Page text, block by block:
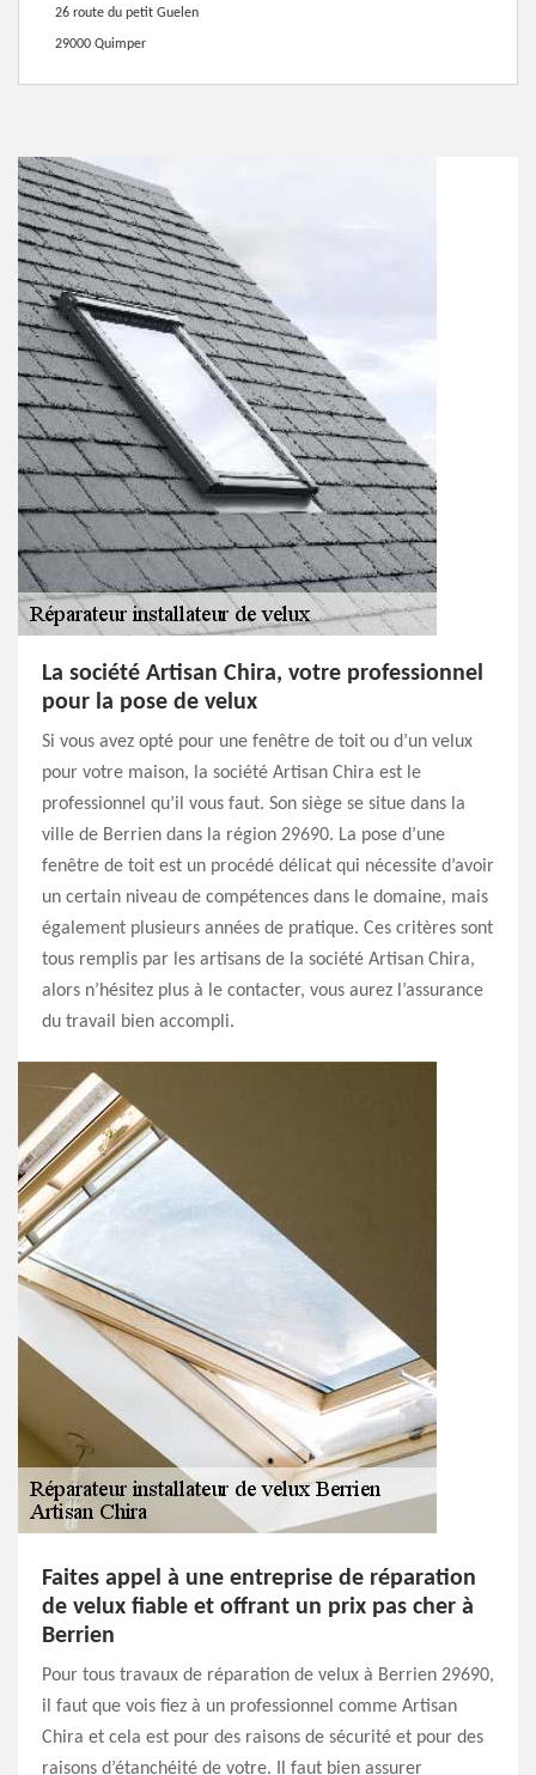
26 route du petit Guelen
29000 Quimper
La société Artisan Chira, votre professionnel
pour la pose de velux
Si vous avez opté pour une fenêtre de toit ou d’un velux
pour votre maison, la société Artisan Chira est le
professionnel qu’il vous faut. Son siège se situe dans la
ville de Berrien dans la région 29690. La pose d’une
fenêtre de toit est un procédé délicat qui nécessite d’avoir
un certain niveau de compétences dans le domaine, mais
également plusieurs années de pratique. Ces critères sont
tous remplis par les artisans de la société Artisan Chira,
alors n’hésitez plus à le contacter, vous aurez l’assurance
du travail bien accompli.
Faites appel à une entreprise de réparation
de velux fiable et offrant un prix pas cher à
Berrien
Pour tous travaux de réparation de velux à Berrien 29690,
il faut que vois fiez à un professionnel comme Artisan
Chira et cela est pour des raisons de sécurité et pour des
raisons d’étanchéité de votre. Il faut bien assurer